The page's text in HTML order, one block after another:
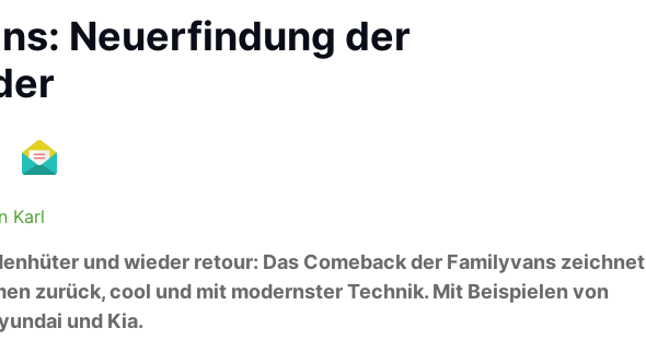
Neuerfindung der
Karl
und wieder retour: Das Comeback der Familyvans zeichnet
zurück, cool und mit modernster Technik. Mit Beispielen von
und Kia.